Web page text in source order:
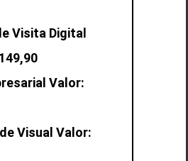
Visita Digital
Valor:
Visual Valor: